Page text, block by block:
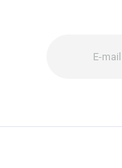
olmalı.